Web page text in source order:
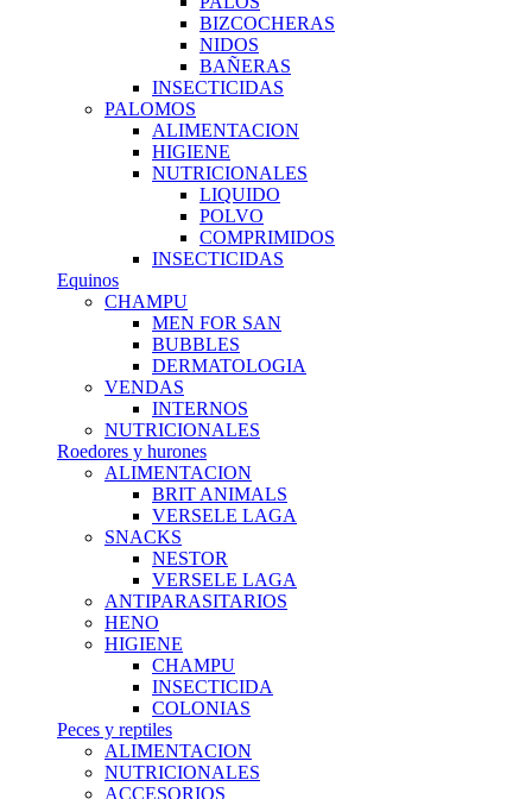
BIZCOCHERAS
NIDOS
BAÑERAS
INSECTICIDAS
PALOMOS
ALIMENTACION
HIGIENE
NUTRICIONALES
LIQUIDO
POLVO
COMPRIMIDOS
INSECTICIDAS
Equinos
CHAMPU
MEN FOR SAN
BUBBLES
DERMATOLOGIA
VENDAS
INTERNOS
NUTRICIONALES
Roedores y hurones
ALIMENTACION
BRIT ANIMALS
VERSELE LAGA
SNACKS
NESTOR
VERSELE LAGA
ANTIPARASITARIOS
HENO
HIGIENE
CHAMPU
INSECTICIDA
COLONIAS
Peces y reptiles
ALIMENTACION
NUTRICIONALES
ACCESORIOS